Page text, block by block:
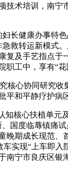
术培训，南
健康办事特
救转运新模式
及手艺指点
工中，享有“花
心协同研究收
和平静疗护
核心扶植单元
国度临蓐镇痛
期成长现范
实现“上车即
南宁市良庆区